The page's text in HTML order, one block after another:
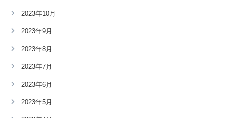
2023年10月
2023年9月
2023年8月
2023年7月
2023年6月
2023年5月